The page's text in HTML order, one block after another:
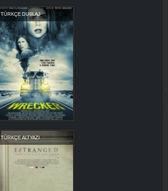
TÜRKÇE DUBLAJ
TÜRKÇE ALTYAZI